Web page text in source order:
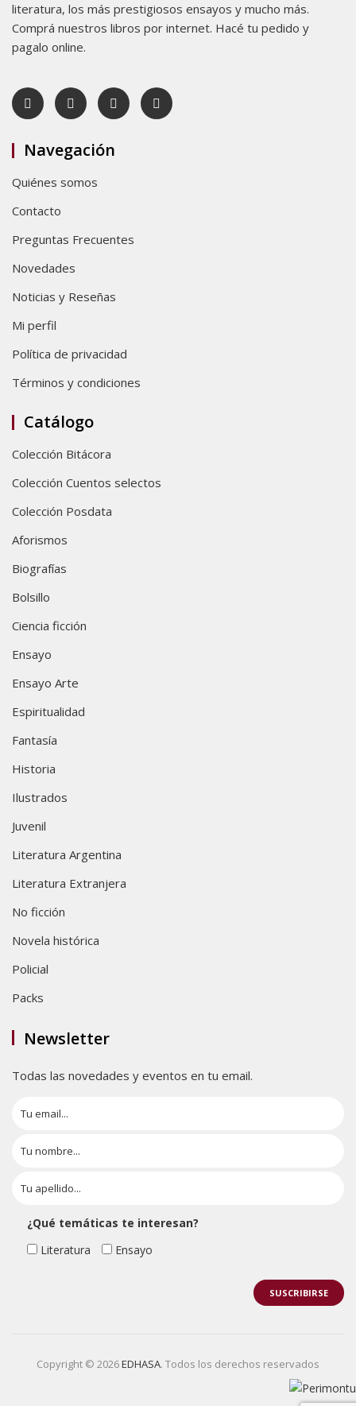
literatura, los más prestigiosos ensayos y mucho más.
Comprá nuestros libros por internet. Hacé tu pedido y
pagalo online.
Navegación
Quiénes somos
Contacto
Preguntas Frecuentes
Novedades
Noticias y Reseñas
Mi perfil
Política de privacidad
Términos y condiciones
Catálogo
Colección Bitácora
Colección Cuentos selectos
Colección Posdata
Aforismos
Biografías
Bolsillo
Ciencia ficción
Ensayo
Ensayo Arte
Espiritualidad
Fantasía
Historia
Ilustrados
Juvenil
Literatura Argentina
Literatura Extranjera
No ficción
Novela histórica
Policial
Packs
Newsletter
Todas las novedades y eventos en tu email.
¿Qué temáticas te interesan?
Literatura
Ensayo
Copyright © 2026EDHASA. Todos los derechos reservados